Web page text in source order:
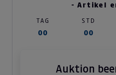
- Artikel
TAG STD
00 00
Auktion